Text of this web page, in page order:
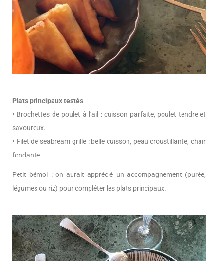
Plats principaux testés
• Brochettes de poulet à l’ail : cuisson parfaite, poulet tendre et
savoureux.
• Filet de seabream grillé : belle cuisson, peau croustillante, chair
fondante.
Petit bémol : on aurait apprécié un accompagnement (purée,
légumes ou riz) pour compléter les plats principaux.